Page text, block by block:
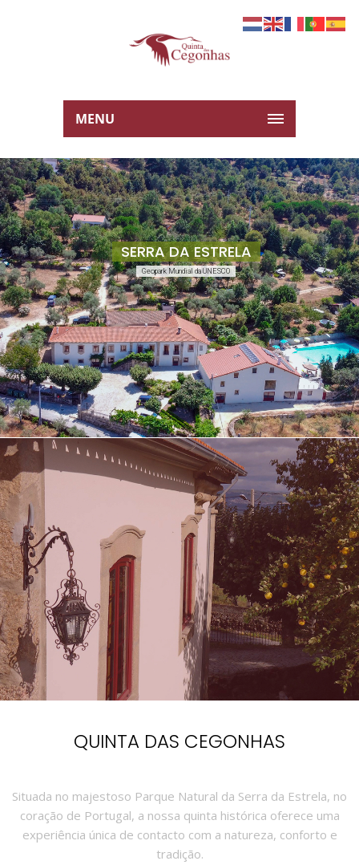
MENU
SERRA DA ESTRELA
QUINTA DAS CEGONHAS